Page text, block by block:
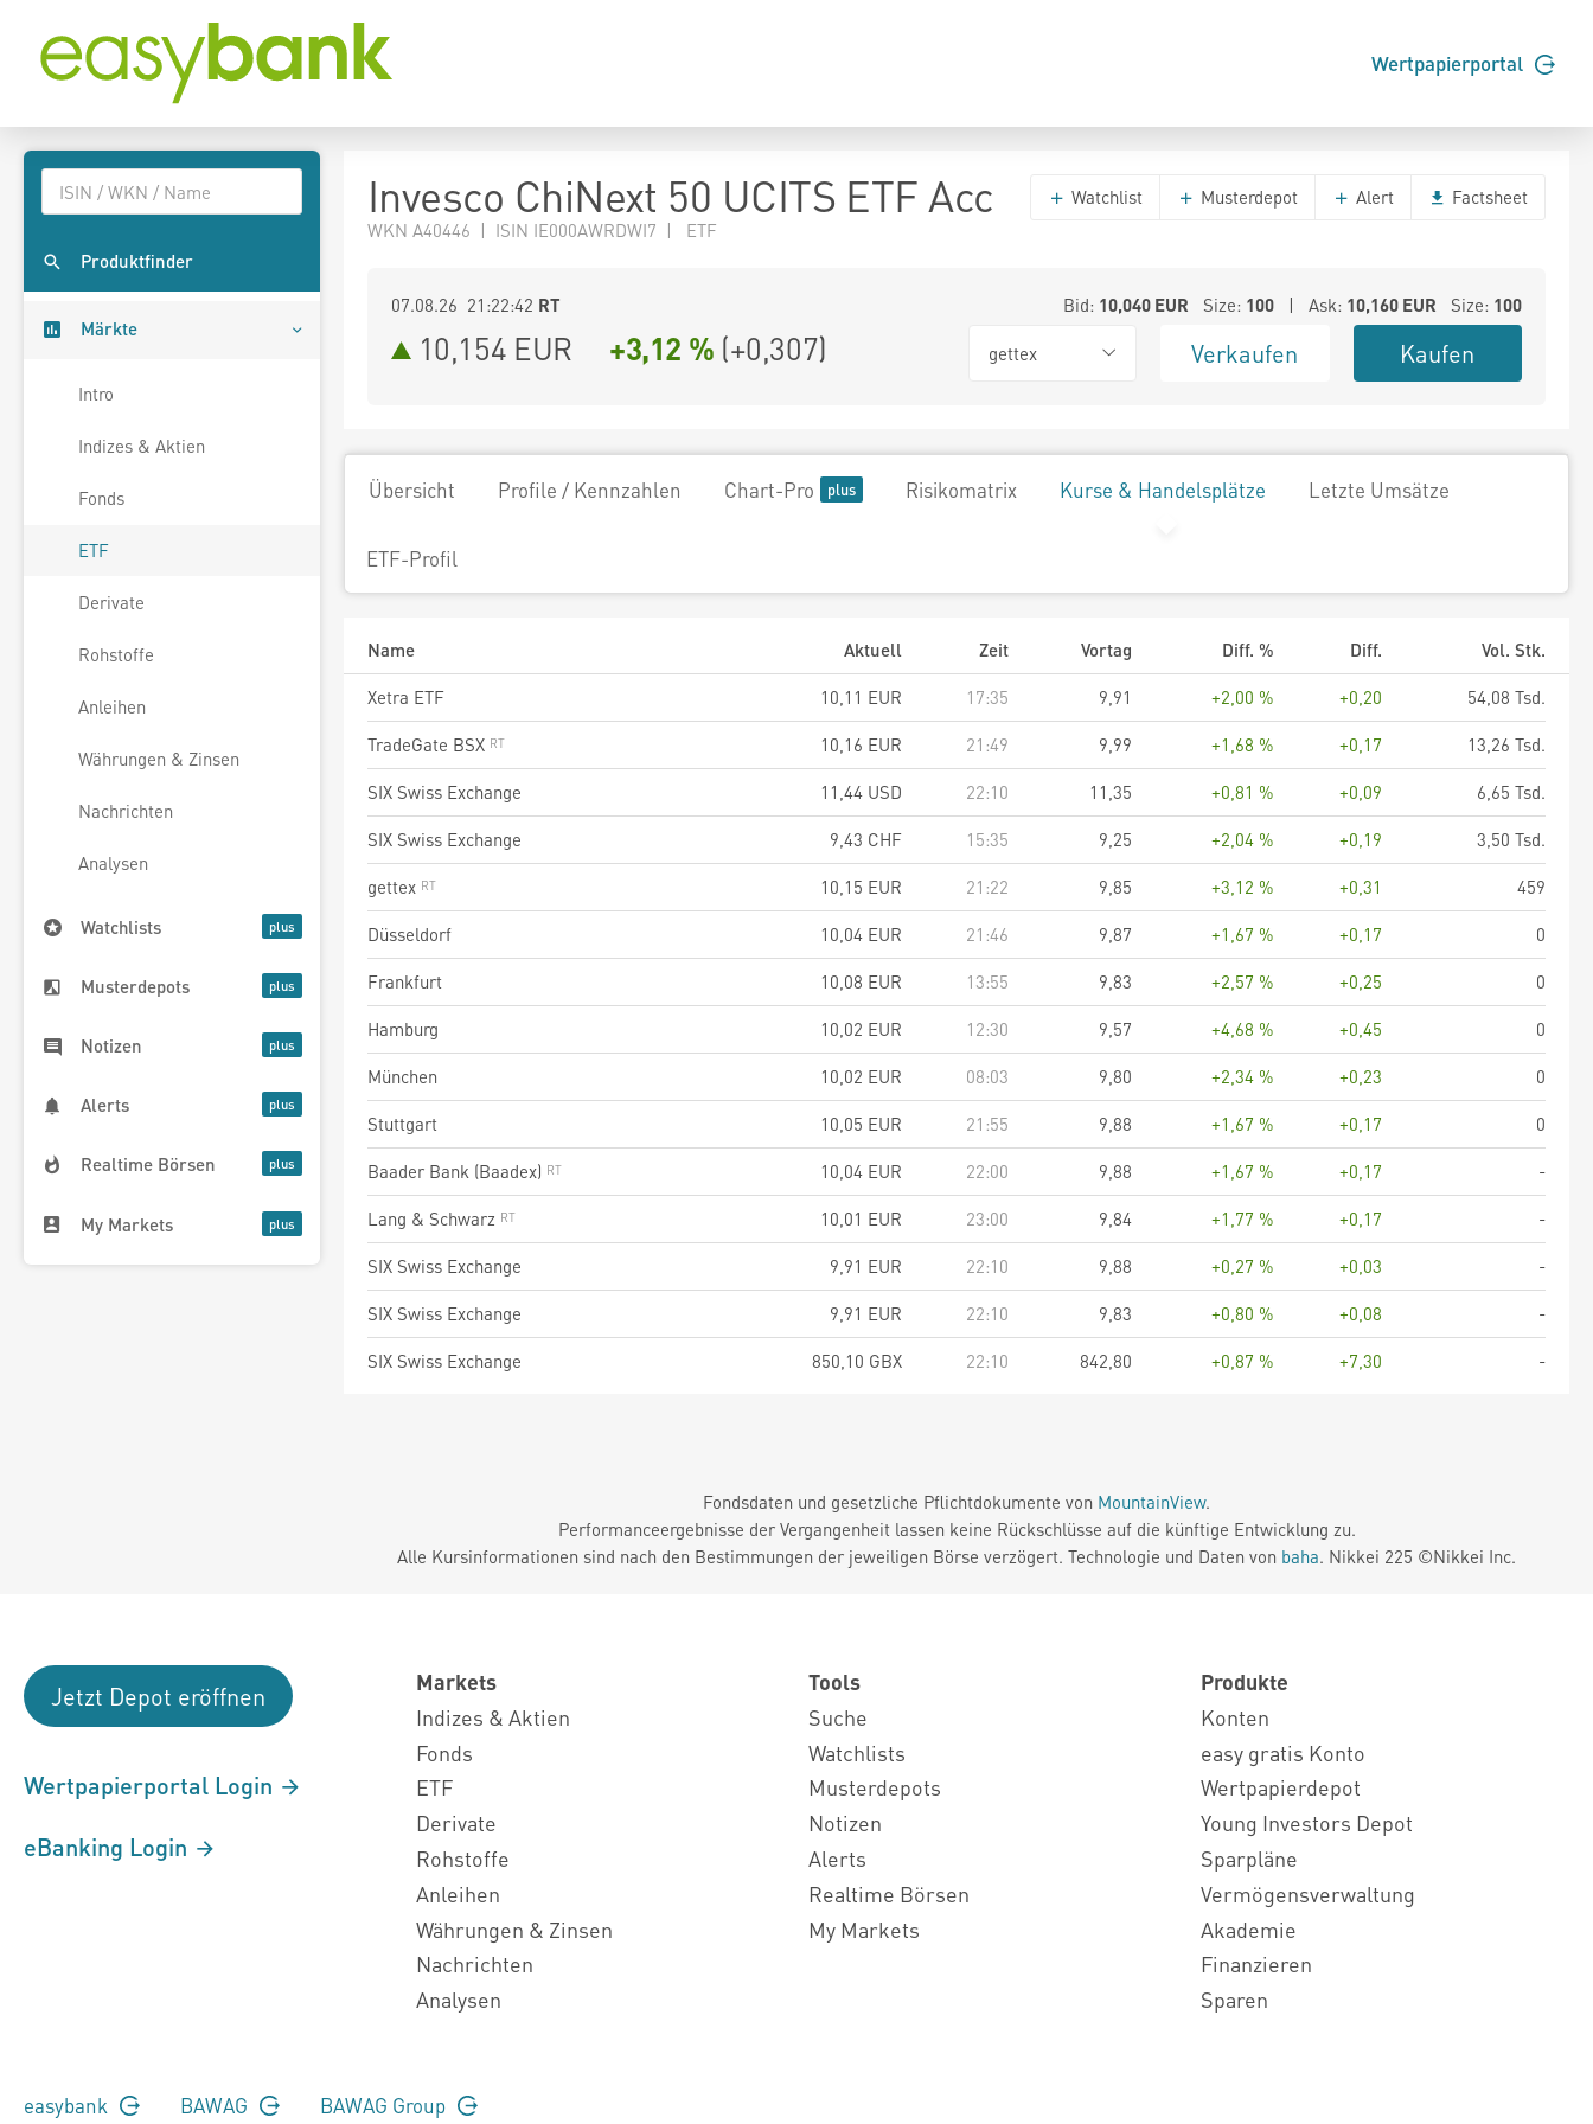
Wertpapierportal
Produktfinder
Märkte
Intro
Indizes & Aktien
Fonds
ETF
Derivate
Rohstoffe
Anleihen
Währungen & Zinsen
Nachrichten
Analysen
Watchlists
Musterdepots
Notizen
Alerts
Realtime Börsen
My Markets
Invesco ChiNext 50 UCITS ETF Acc
WKN A40446 | ISIN IE000AWRDWI7 | ETF
Watchlist Musterdepot Alert Factsheet
07.08.26 21:22:42 RT Bid: 10,040EUR Size: 100| Ask: 10,160EUR Size: 100
10,154 EUR +3,12 % (+0,307) gettex Verkaufen Kaufen
Übersicht Profile / Kennzahlen Chart-Pro Risikomatrix Kurse & Handelsplätze Letzte Umsätze
ETF-Profil
Name Aktuell Zeit Vortag Diff. % Diff.
Vol. Stk.
Xetra ETF
10,11 EUR 17:35 9,91 +2,00 % +0,20
54,08 Tsd.
TradeGate BSX
10,16 EUR 21:49 9,99 +1,68 % +0,17
13,26 Tsd.
SIX Swiss Exchange
11,44 USD 22:10 11,35 +0,81 % +0,09
6,65 Tsd.
SIX Swiss Exchange
9,43 CHF 15:35 9,25 +2,04 % +0,19
3,50 Tsd.
gettex
10,15 EUR 21:22 9,85 +3,12 % +0,31
459
Düsseldorf
10,04 EUR 21:46 9,87 +1,67 % +0,17
0
Frankfurt
10,08 EUR 13:55 9,83 +2,57 % +0,25
0
Hamburg
10,02 EUR 12:30 9,57 +4,68 % +0,45
0
München
10,02 EUR 08:03 9,80 +2,34 % +0,23
0
Stuttgart
10,05 EUR 21:55 9,88 +1,67 % +0,17
0
Baader Bank (Baadex)
10,04 EUR 22:00 9,88 +1,67 % +0,17
-
Lang & Schwarz
10,01 EUR 23:00 9,84 +1,77 % +0,17
-
SIX Swiss Exchange
9,91 EUR 22:10 9,88 +0,27 % +0,03
-
SIX Swiss Exchange
9,91 EUR 22:10 9,83 +0,80 % +0,08
-
SIX Swiss Exchange
850,10 GBX 22:10 842,80 +0,87 % +7,30 -
Fondsdaten und gesetzliche Pflichtdokumente von MountainView.
Performanceergebnisse der Vergangenheit lassen keine Rückschlüsse auf die künftige Entwicklung zu.
Alle Kursinformationen sind nach den Bestimmungen der jeweiligen Börse verzögert. Technologie und Daten von baha. Nikkei 225 ©Nikkei Inc.
Jetzt Depot eröffnen
Wertpapierportal Login
eBanking Login
Markets
Indizes & Aktien
Fonds
ETF
Derivate
Rohstoffe
Anleihen
Währungen & Zinsen
Nachrichten
Analysen
Tools
Suche
Watchlists
Musterdepots
Notizen
Alerts
Realtime Börsen
My Markets
Produkte
Konten
easy gratis Konto
Wertpapierdepot
Young Investors Depot
Sparpläne
Vermögensverwaltung
Akademie
Finanzieren
Sparen
easybank BAWAG BAWAG Group